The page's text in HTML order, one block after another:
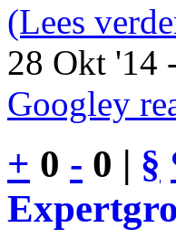
(Lees
28 Okt '14
Googley
+ 0 - 0 | §